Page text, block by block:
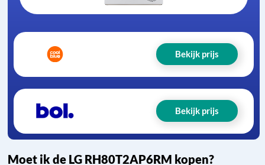
Moet ik de LG RH80T2AP6RM kopen?
Bekijk prijs
Bekijk prijs